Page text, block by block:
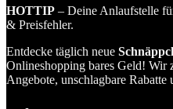
HOTTIP – Deine Anlaufstelle
& Preisfehler.
Entdecke täglich neue
Onlineshopping bares Geld! Wir
Angebote, unschlagbare Rabatte